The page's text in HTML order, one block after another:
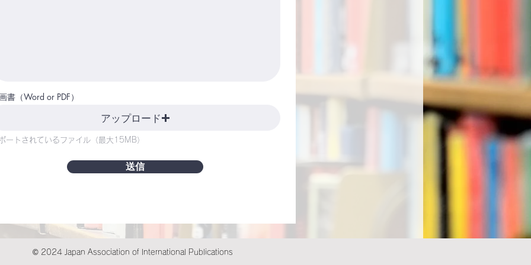
書（Word or PDF）
アップロード
ートされているファイル（最大15MB）
送信
© 2024 Japan Association of International Publications